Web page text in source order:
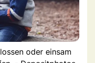
oder einsam